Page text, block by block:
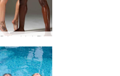
Patung tubuh Flora dan Mike